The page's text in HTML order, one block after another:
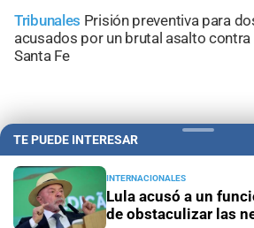
Tribunales Prisión preventiva para
acusados por un brutal asalto
Santa Fe
+Información General
TE PUEDE INTERESAR
INTERNACIONALES
Lula acusó a un
de obstaculizar las